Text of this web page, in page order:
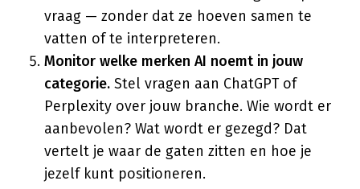
vraag — zonder dat ze hoeven samen te
vatten of te interpreteren.
Monitor welke merken AI noemt in jouw
categorie. Stel vragen aan ChatGPT of
Perplexity over jouw branche. Wie wordt er
aanbevolen? Wat wordt er gezegd? Dat
vertelt je waar de gaten zitten en hoe je
jezelf kunt positioneren.